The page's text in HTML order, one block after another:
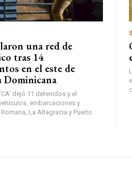
una red de
tras 14
en el este de
Dominicana
dejó 11 detenidos y el
embarcaciones y
La Altagracia y Puerto